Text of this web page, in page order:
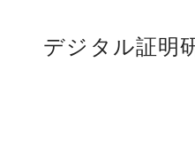
デジタル証明